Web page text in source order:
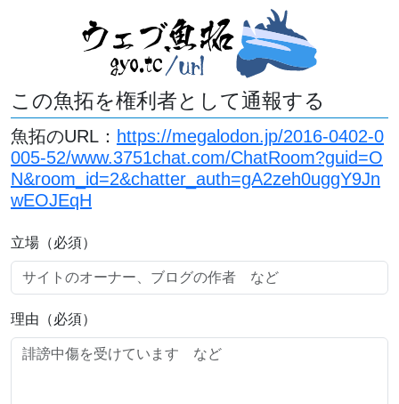
この魚拓を権利者として通報する
魚拓のURL： https://megalodon.jp/2016-0402-0
005-52/www.3751chat.com/ChatRoom?guid=O
N&room_id=2&chatter_auth=gA2zeh0uggY9Jn
wEOJEqH
立場（必須）
理由（必須）